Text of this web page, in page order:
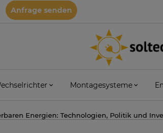
Anfrage senden
Montagesysteme
Energien: Technologien, Politik und